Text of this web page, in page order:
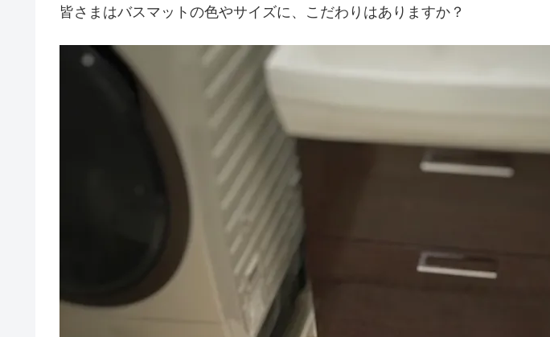
皆さまはバスマットの色やサイズに、こだわりはありますか？